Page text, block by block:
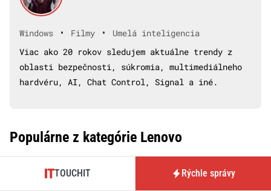
Windows • Filmy •
Umelá inteligencia
Viac ako 20 rokov sledujem aktuálne trendy z
oblasti bezpečnosti, súkromia, multimediálneho
hardvéru, AI, Chat Control, Signal a iné.
Populárne z kategórie Lenovo
8. augusta 2026
TOUCHIT Rýchle správy